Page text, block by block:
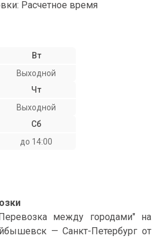
Расчетное время
Вт
Выходной
Чт
Выходной
Сб
до 14:00
между городами" на
— Санкт-Петербург от